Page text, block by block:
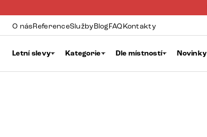
O násReferenceSlužbyBlogFAQKontakty
Letní slevy Kategorie Dle místností Novinky